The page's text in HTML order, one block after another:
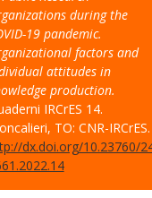
during the
19 pandemic.
factors and
attitudes in
production.
IRCrES 14.
TO: CNR-IRCrES.
dx.doi.org/10.23760/